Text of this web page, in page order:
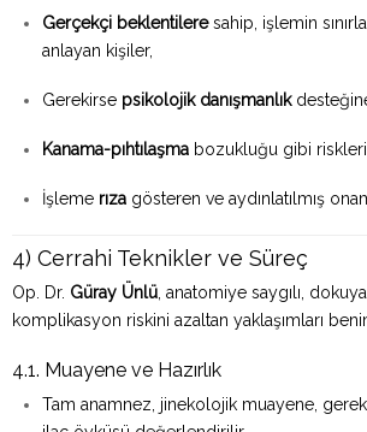
Gerçekçi beklentileresahip, işlemin
anlayan kişiler,
Gerekirse psikolojik danışmanlık
Kanama-pıhtılaşma bozukluğu gibi
İşleme rıza gösteren ve aydınlatılmış
4) Cerrahi Teknikler ve Süreç
Op. Dr. Güray Ünlü, anatomiye saygılı,
komplikasyon riskini azaltan yaklaşımları
4.1. Muayene ve Hazırlık
Tam anamnez, jinekolojik muayene,